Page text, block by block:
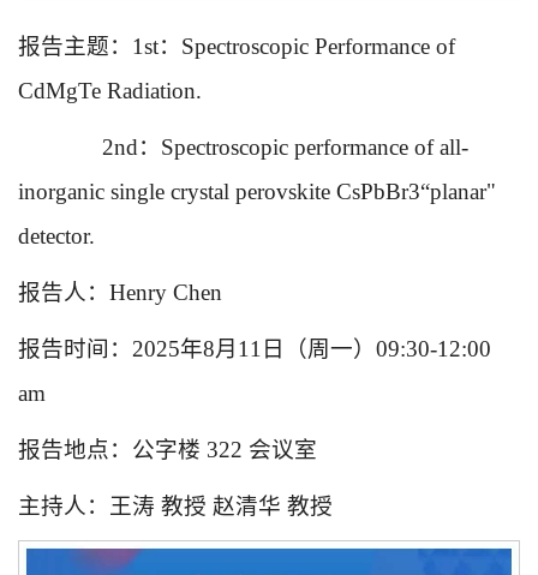
报告主题：1st：Spectroscopic Performance of
CdMgTe Radiation.
2nd：Spectroscopic performance of all-
inorganic single crystal perovskite CsPbBr3“planar"
detector.
报告人：Henry Chen
报告时间：2025年8月11日（周一）09:30-12:00
am
报告地点：公字楼 322 会议室
主持人：王涛 教授 赵清华 教授